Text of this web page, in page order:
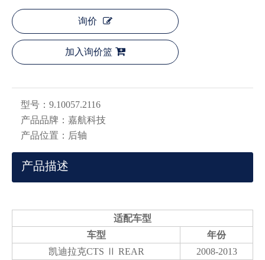
询价
加入询价篮
型号： 9.10057.2116
产品品牌： 嘉航科技
产品位置： 后轴
产品描述
适配车型
车型
年份
凯迪拉克CTS Ⅱ REAR
2008-2013